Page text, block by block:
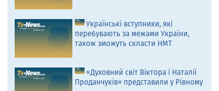
Українські вступники, які
перебувають за межами України,
також зможуть скласти НМТ
«Духовний світ Віктора і Наталії
Проданчуків» представили у Рівному